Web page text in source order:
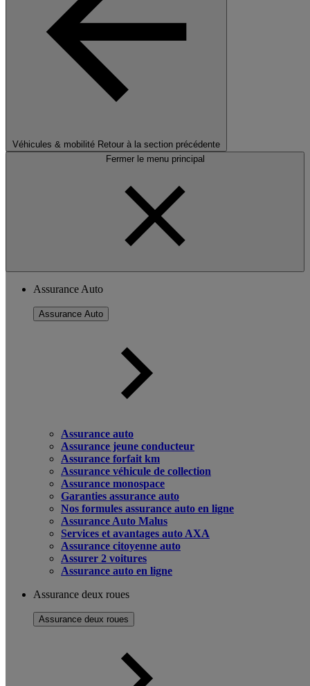
Véhicules & mobilité Retour à la section précédente
Fermer le menu principal
Assurance Auto
Assurance Auto
Assurance auto
Assurance jeune conducteur
Assurance forfait km
Assurance véhicule de collection
Assurance monospace
Garanties assurance auto
Nos formules assurance auto en ligne
Assurance Auto Malus
Services et avantages auto AXA
Assurance citoyenne auto
Assurer 2 voitures
Assurance auto en ligne
Assurance deux roues
Assurance deux roues